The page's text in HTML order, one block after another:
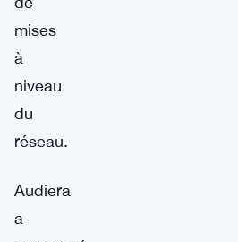
mises
à
niveau
du
réseau.
Audiera
a